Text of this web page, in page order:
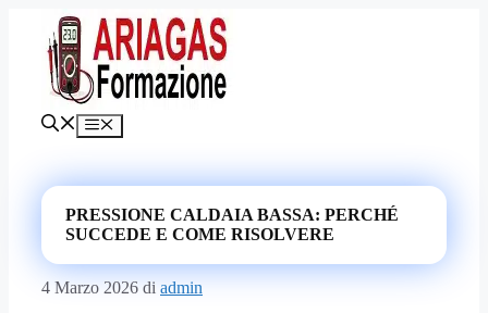
contenuto
Menu
PRESSIONE CALDAIA BASSA: PERCHÉ
SUCCEDE E COME RISOLVERE
4 Marzo 2026 di admin